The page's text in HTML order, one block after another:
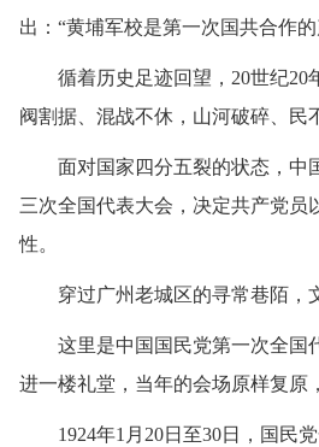
出：“黄埔军校是第一次国共合作
循着历史足迹回望，20世纪
阀割据、混战不休，山河破碎、民
面对国家四分五裂的状态，中
三次全国代表大会，决定共产党员
性。
穿过广州老城区的寻常巷陌，
这里是中国国民党第一次全国
进一楼礼堂，当年的会场原样复原
1924年1月20日至30日，国民